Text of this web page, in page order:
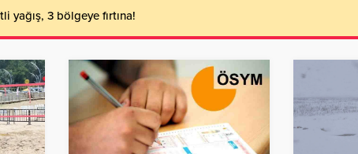
yağış, 3 bölgeye fırtına!